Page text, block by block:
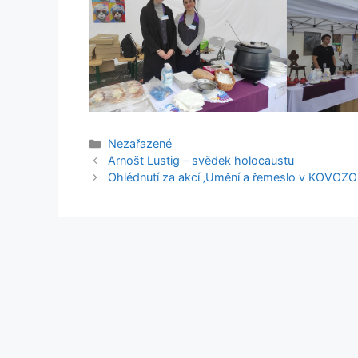
Rubriky
Nezařazené
Arnošt Lustig – svědek holocaustu
Ohlédnutí za akcí ‚Umění a řemeslo v